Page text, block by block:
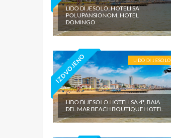
LIDO DI JESOLO, HOTELI SA
POLUPANSIONOM, HOTEL
DOMINGO
IZDVOJENO LIDO DI JESOLO
LIDO DI JESOLO HOTELI SA 4*, BAIA
DEL MAR BEACH BOUTIQUE HOTEL